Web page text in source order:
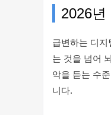
2026
급변하는 디
는 것을 넘어
악을 듣는 수
니다.